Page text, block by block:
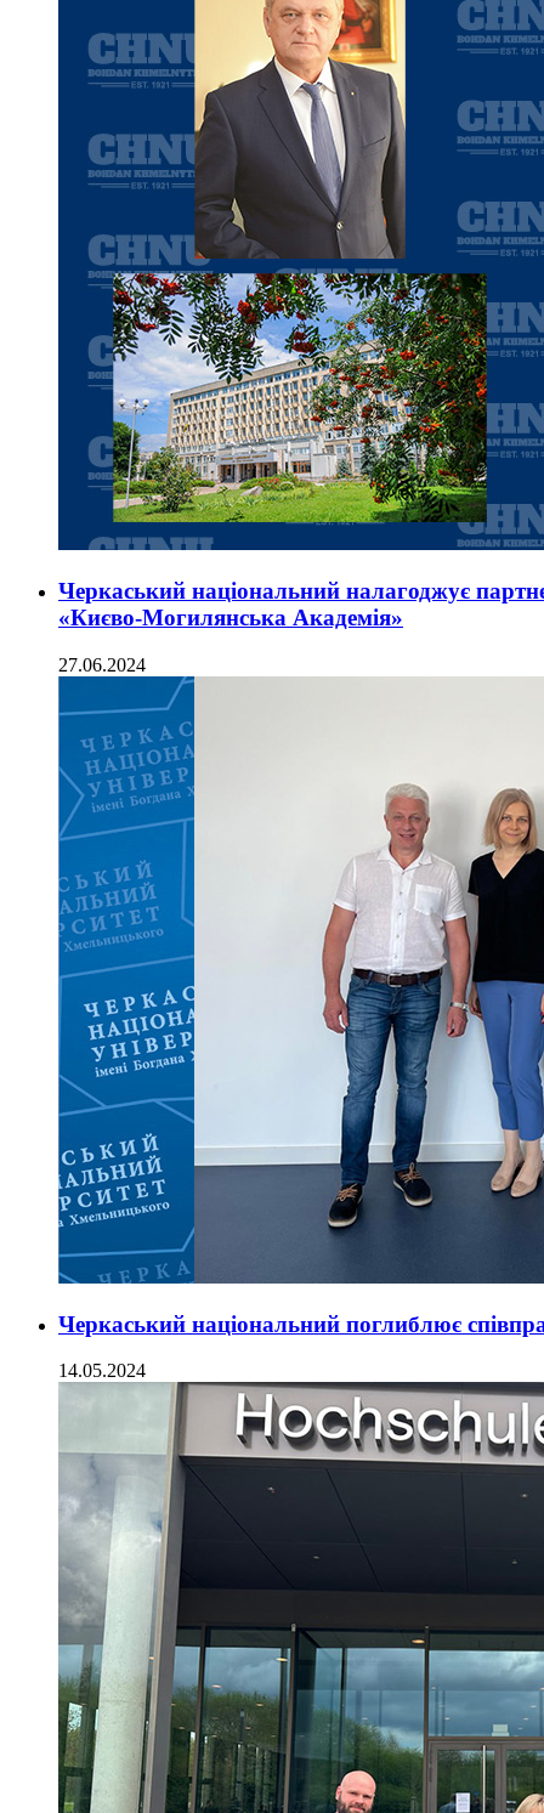
Черкаський національний налагоджує
«Києво-Могилянська Академія»
27.06.2024
Черкаський національний поглиблює
14.05.2024